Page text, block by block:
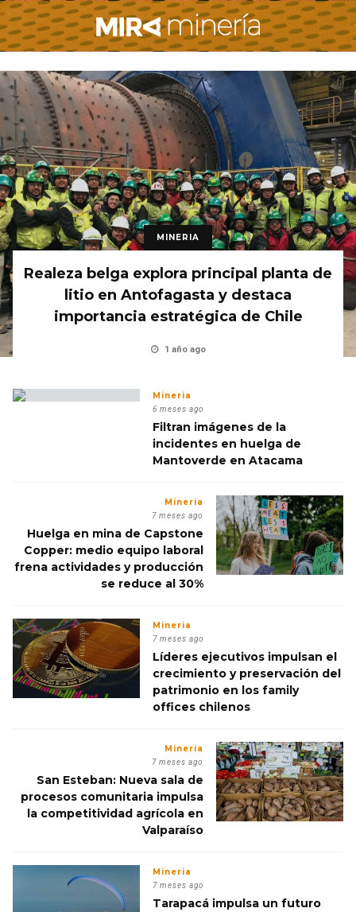
MINERIA
Realeza belga explora principal planta de
litio en Antofagasta y destaca
importancia estratégica de Chile
1 año ago
Mineria
6 meses ago
Filtran imágenes de la
incidentes en huelga de
Mantoverde en Atacama
Mineria
7 meses ago
Huelga en mina de Capstone
Copper: medio equipo laboral
frena actividades y producción
se reduce al 30%
Mineria
7 meses ago
Líderes ejecutivos impulsan el
crecimiento y preservación del
patrimonio en los family
offices chilenos
Mineria
7 meses ago
San Esteban: Nueva sala de
procesos comunitaria impulsa
la competitividad agrícola en
Valparaíso
Mineria
7 meses ago
Tarapacá impulsa un futuro